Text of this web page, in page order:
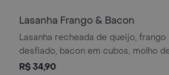
Lasanha Frango & Bacon
Lasanha recheada de queijo, frango
desfiado, bacon em cubos, molho
tomate e finalizada com orégano.
R$ 34,90